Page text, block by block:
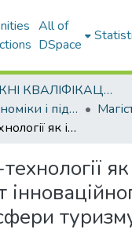
All of
DSpace
ВИПУСКНІ КВАЛІФІКАЦІЙНІ РОБОТИ
Кафедра економіки і підприємництва
Блокчейн-технології як інструмент інноваційного розвитку сфери туризму
як